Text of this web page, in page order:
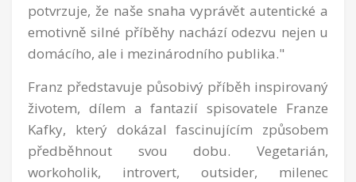
potvrzuje, že naše snaha vyprávět autentické a
emotivně silné příběhy nachází odezvu nejen u
domácího, ale i mezinárodního publika."
Franz představuje působivý příběh inspirovaný
životem, dílem a fantazií spisovatele Franze
Kafky, který dokázal fascinujícím způsobem
předběhnout svou dobu. Vegetarián,
workoholik, introvert, outsider, milenec